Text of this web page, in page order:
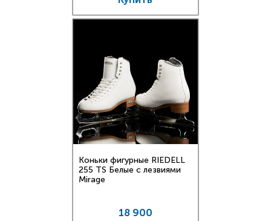
Коньки фигурные RIEDELL
255 TS Белые с лезвиями
Mirage
18 900